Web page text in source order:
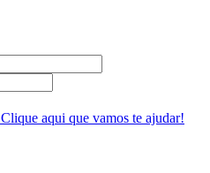
Clique aqui que vamos te ajudar!